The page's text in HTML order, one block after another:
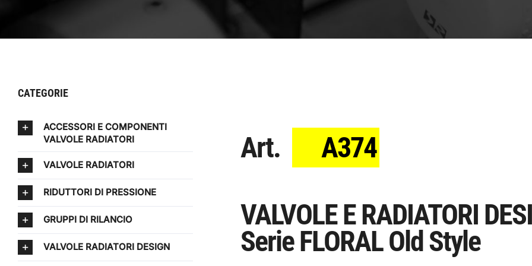
Art.
A374
VALVOLE E RADIATORI
Serie FLORAL Old Style
CATEGORIE
ACCESSORI E COMPONENTI
VALVOLE RADIATORI
VALVOLE RADIATORI
RIDUTTORI DI PRESSIONE
GRUPPI DI RILANCIO
VALVOLE RADIATORI DESIGN